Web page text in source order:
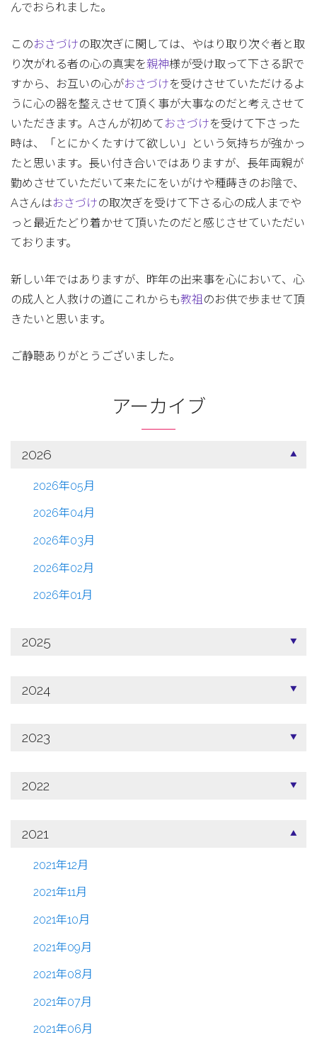
んでおられました。
このおさづけの取次ぎに関しては、やはり取り次ぐ者と取
り次がれる者の心の真実を親神様が受け取って下さる訳で
すから、お互いの心がおさづけを受けさせていただけるよ
うに心の器を整えさせて頂く事が大事なのだと考えさせて
いただきます。Aさんが初めて おさづけを受けて下さった
時は、「とにかくたすけて欲しい」という気持ちが強かっ
たと思います。長い付き合いではありますが、長年両親が
勤めさせていただいて来たにをいがけや種蒔きのお陰で、
Aさんはおさづけの取次ぎを受けて下さる心の成人までや
っと最近たどり着かせて頂いたのだと感じさせていただい
ております。
新しい年ではありますが、昨年の出来事を心において、心
の成人と人救けの道にこれからも教祖 のお供で歩ませて頂
きたいと思います。
ご静聴ありがとうございました。
アーカイブ
2026
2026年05月
2026年04月
2026年03月
2026年02月
2026年01月
2025
2024
2023
2022
2021
2021年12月
2021年11月
2021年10月
2021年09月
2021年08月
2021年07月
2021年06月